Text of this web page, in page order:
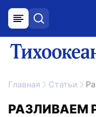
меню поиск
Главная Статьи
РАЗЛИВАЕМ